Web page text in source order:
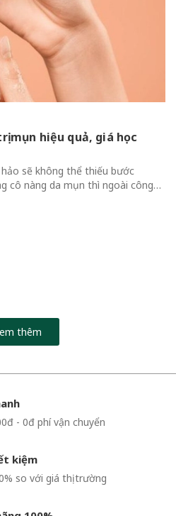
hiệu quả, giá học
sẽ không thể thiếu bước
nàng da mụn thì ngoài công
thêm
- 0đ phí vận chuyển
kiệm
so với giá thị trường